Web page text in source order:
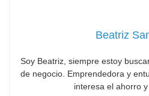
Beatriz
Soy Beatriz, siempre estoy
de negocio. Emprendedora y
interesa el ahorro